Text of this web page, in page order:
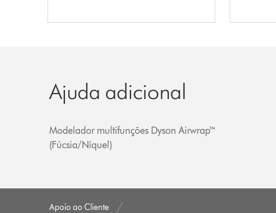
Ajuda adicional
Modelador multifunções Dyson Airwrap™
(Fúcsia/Níquel)
Apoio ao Cliente